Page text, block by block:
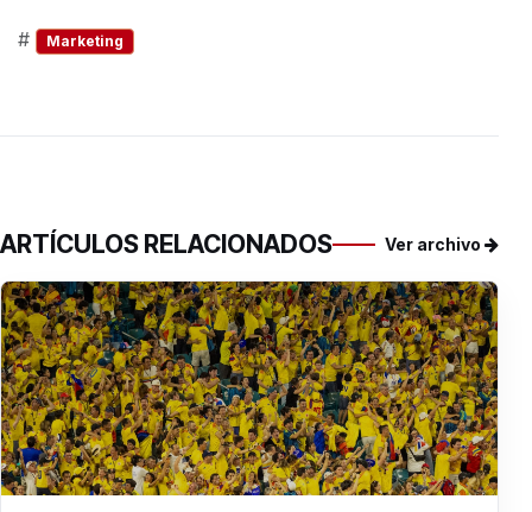
# Marketing
ARTÍCULOS RELACIONADOS Ver archivo